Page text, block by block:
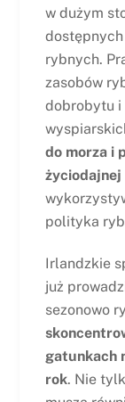
w dużym
dostępnych
rybnych.
zasobów
dobrobytu i
do morza i
życiodajnej
polityka
Irlandzkie
już
sezonowo
gatunkach
rok. Nie